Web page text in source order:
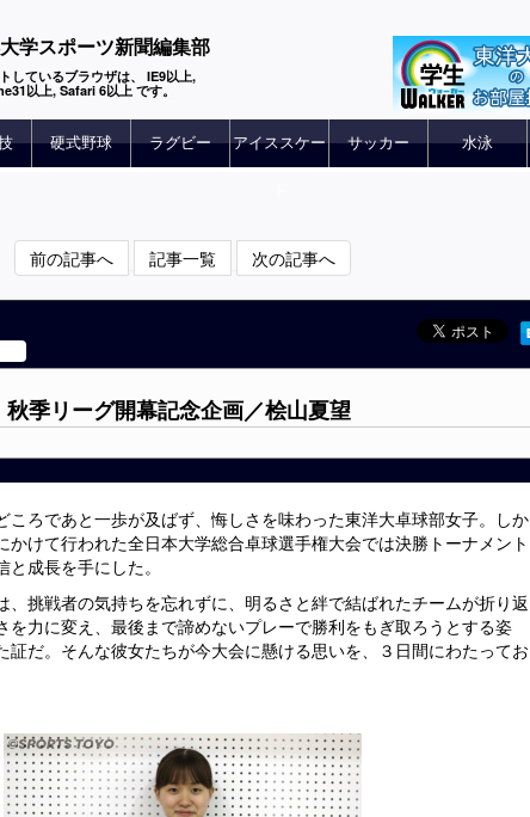
学スポーツ新聞編集部
しているブラウザは、 IE9以上,
以上, Safari 6以上 です。
硬式野球 ラグビー アイススケー サッカー 水泳
前の記事へ 記事一覧 次の記事へ
秋季リーグ開幕記念企画／桧山夏望
ろであと一歩が及ばず、悔しさを味わった東洋大卓球部女子。しか
かけて行われた全日本大学総合卓球選手権大会では決勝トーナメント
成長を手にした。
挑戦者の気持ちを忘れずに、明るさと絆で結ばれたチームが折り返
を力に変え、最後まで諦めないプレーで勝利をもぎ取ろうとする姿
証だ。そんな彼女たちが今大会に懸ける思いを、３日間にわたってお